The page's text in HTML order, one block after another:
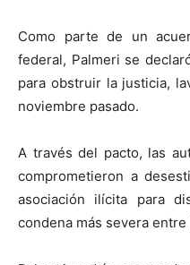
Como parte de un
federal, Palmeri se
para obstruir la justicia,
noviembre pasado.
A través del pacto, las
comprometieron a
asociación ilícita para
condena más severa